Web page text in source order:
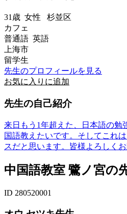
31歳 女性 杉並区
カフェ
普通語 英語
上海市
留学生
先生のプロフィールを見る
お気に入りに追加
先生の自己紹介
来日もう1年超えた、日本語の勉
国語教えたいです。そしてこれ
スだと思います。皆様よろしく
中国語教室 鷺ノ宮の
ID 280520001